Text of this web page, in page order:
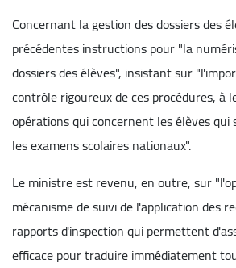
Concernant la gestion des dossiers des
précédentes instructions pour "la
dossiers des élèves", insistant sur
contrôle rigoureux de ces procédures, à
opérations qui concernent les élèves
les examens scolaires nationaux".
Le ministre est revenu, en outre, sur
mécanisme de suivi de l'application des
rapports d'inspection qui permettent
efficace pour traduire immédiatement